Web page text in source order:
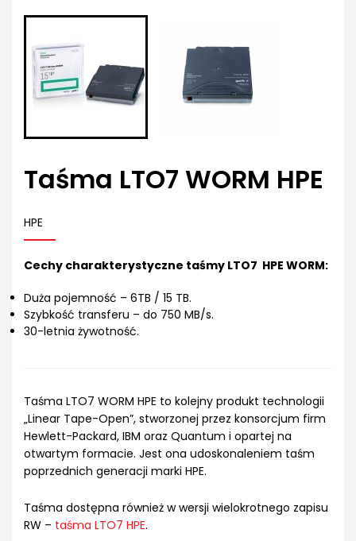
Taśma LTO7 WORM HPE
HPE
Cechy charakterystyczne taśmy LTO7 HPE WORM:
Duża pojemność – 6TB / 15 TB.
Szybkość transferu – do 750 MB/s.
30-letnia żywotność.
Taśma LTO7 WORM HPE to kolejny produkt technologii
„Linear Tape-Open”, stworzonej przez konsorcjum firm
Hewlett-Packard, IBM oraz Quantum i opartej na
otwartym formacie. Jest ona udoskonaleniem taśm
poprzednich generacji marki HPE.
Taśma dostępna również w wersji wielokrotnego zapisu
RW – taśma LTO7 HPE.